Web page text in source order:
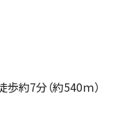
約7分（約540ｍ）